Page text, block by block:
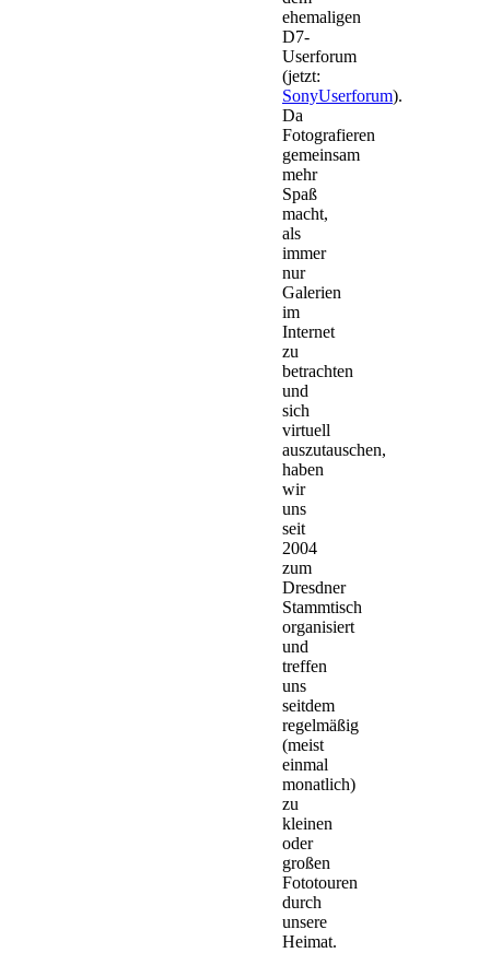
ehemaligen
D7-
Userforum
(jetzt:
SonyUserforum).
Da
Fotografieren
gemeinsam
mehr
Spaß
macht,
als
immer
nur
Galerien
im
Internet
zu
betrachten
und
sich
virtuell
auszutauschen,
haben
wir
uns
seit
2004
zum
Dresdner
Stammtisch
organisiert
und
treffen
uns
seitdem
regelmäßig
(meist
einmal
monatlich)
zu
kleinen
oder
großen
Fototouren
durch
unsere
Heimat.